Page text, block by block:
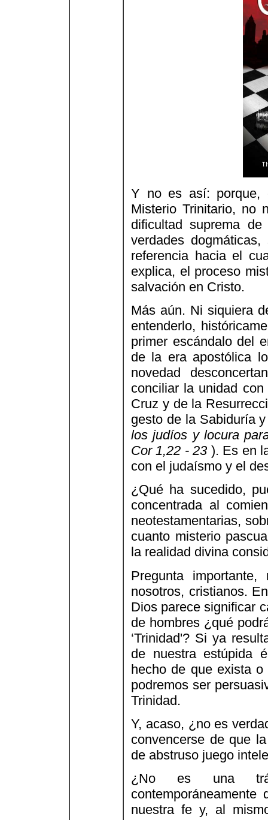
Y no es así: porque,
Misterio Trinitario, no
dificultad suprema
verdades
referencia hacia el
explica, el proceso
salvación en Cristo.
Más aún. Ni siquiera
entenderlo,
primer escándalo del
de la era apostólica
novedad
conciliar la unidad
Cruz y de la
gesto de la Sabiduría
los judíos y locura
Cor 1,22 - 23 ). Es en
con el judaísmo y el
¿Qué ha sucedido,
concentrada al
neotestamentarias,
cuanto misterio
la realidad divina
Pregunta
nosotros, cristianos.
Dios parece significar
de hombres ¿qué
‘Trinidad'? Si ya
de nuestra estúpida
hecho de que exista
podremos ser
Trinidad.
Y, acaso, ¿no es
convencerse de que
de abstruso juego
¿No es una
nuestra fe y, al